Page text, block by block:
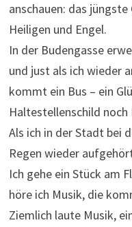
anschauen: das
Heiligen und Engel.
In der Budengasse
und just als ich wieder
kommt ein Bus – ein
Haltestellenschild noch
Als ich in der Stadt bei
Regen wieder
Ich gehe ein Stück am
höre ich Musik, die
Ziemlich laute Musik,